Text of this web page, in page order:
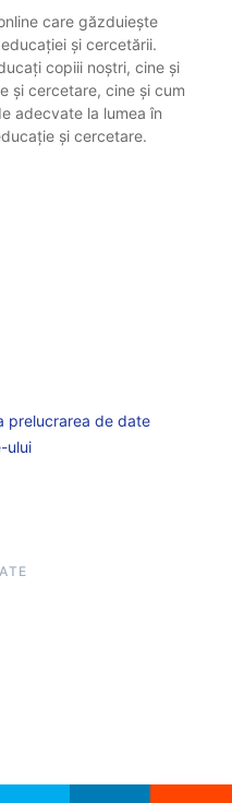
care găzduiește
și cercetării.
copiii noștri, cine și
și cercetare, cine și cum
adecvate la lumea în
și cercetare.
prelucrarea de date
ului